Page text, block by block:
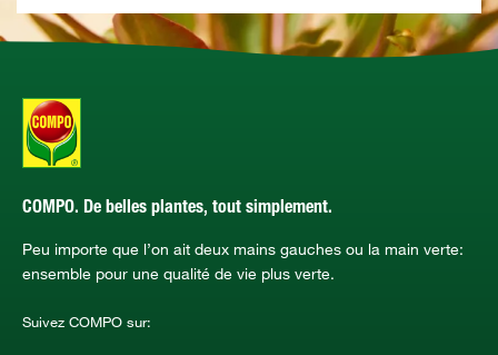
COMPO. De belles plantes, tout simplement.
Peu importe que l’on ait deux mains gauches ou la main verte:
ensemble pour une qualité de vie plus verte.
Suivez COMPO sur: